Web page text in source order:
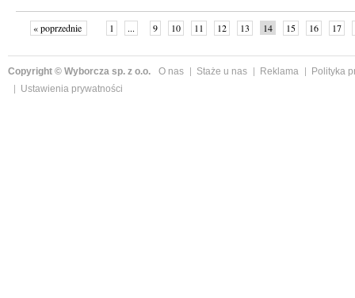
« poprzednie 1 ... 9 10 11 12 13 14 15 16 17
Copyright © Wyborcza sp. z o.o. O nas Staże u nas Reklama
Polityka
Ustawienia prywatności